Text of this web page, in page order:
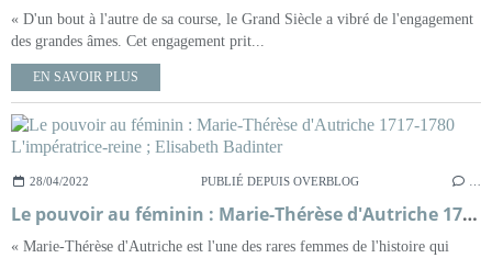
« D'un bout à l'autre de sa course, le Grand Siècle a vibré de l'engagement
des grandes âmes. Cet engagement prit...
EN SAVOIR PLUS
28/04/2022 PUBLIÉ DEPUIS OVERBLOG
Le pouvoir au féminin : Marie-Thérèse d'Autriche 1717-1780 L'impératrice-reine ; Elisabeth Badinter
« Marie-Thérèse d'Autriche est l'une des rares femmes de l'histoire qui